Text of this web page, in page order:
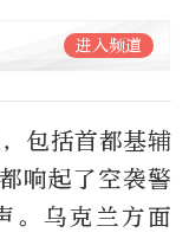
进入频道
包括首都基辅
响起了空袭警
。乌克兰方面